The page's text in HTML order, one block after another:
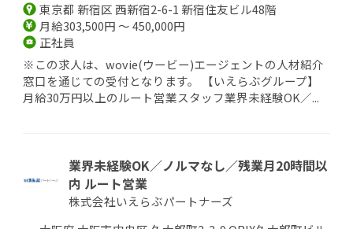
東京都 新宿区 西新宿2-6-1 新宿住友ビル48階
月給303,500円 ～ 450,000円
正社員
※この求人は、wovie(ウービー)エージェントの人材紹介
窓口を通じての受付となります。 【いえらぶグループ】
月給30万円以上のルート営業スタッフ業界未経験OK／...
業界未経験OK／ノルマなし／残業月20時間以
内 ルート営業
株式会社いえらぶパートナーズ